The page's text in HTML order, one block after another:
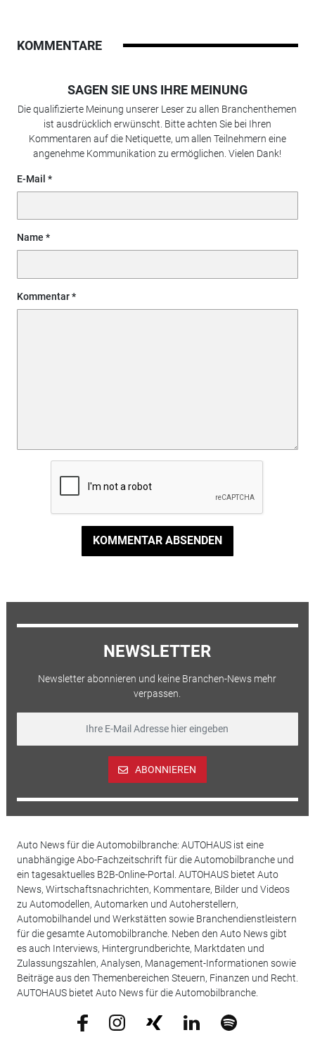
KOMMENTARE
SAGEN SIE UNS IHRE MEINUNG
Die qualifizierte Meinung unserer Leser zu allen Branchenthemen
ist ausdrücklich erwünscht. Bitte achten Sie bei Ihren
Kommentaren auf die Netiquette, um allen Teilnehmern eine
angenehme Kommunikation zu ermöglichen. Vielen Dank!
E-Mail
Name
Kommentar
KOMMENTAR ABSENDEN
NEWSLETTER
Newsletter abonnieren und keine Branchen-News mehr
verpassen.
ABONNIEREN
Auto News für die Automobilbranche: AUTOHAUS ist eine
unabhängige Abo-Fachzeitschrift für die Automobilbranche und
ein tagesaktuelles B2B-Online-Portal. AUTOHAUS bietet Auto
News, Wirtschaftsnachrichten, Kommentare, Bilder und Videos
zu Automodellen, Automarken und Autoherstellern,
Automobilhandel und Werkstätten sowie Branchendienstleistern
für die gesamte Automobilbranche. Neben den Auto News gibt
es auch Interviews, Hintergrundberichte, Marktdaten und
Zulassungszahlen, Analysen, Management-Informationen sowie
Beiträge aus den Themenbereichen Steuern, Finanzen und Recht.
AUTOHAUS bietet Auto News für die Automobilbranche.